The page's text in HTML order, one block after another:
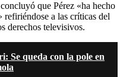
que Pérez «ha hecho
a las críticas del
derechos televisivos.
Se queda con la pole en